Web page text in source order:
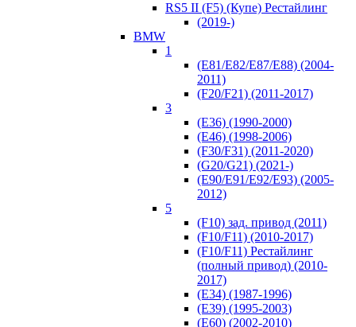
RS5 II (F5) (Купе) Рестайлинг
(2019-)
BMW
1
(E81/E82/E87/E88) (2004-
2011)
(F20/F21) (2011-2017)
3
(E36) (1990-2000)
(E46) (1998-2006)
(F30/F31) (2011-2020)
(G20/G21) (2021-)
(Е90/Е91/E92/E93) (2005-
2012)
5
(F10) зад. привод (2011)
(F10/F11) (2010-2017)
(F10/F11) Рестайлинг
(полный привод) (2010-
2017)
(Е34) (1987-1996)
(Е39) (1995-2003)
(Е60) (2002-2010)